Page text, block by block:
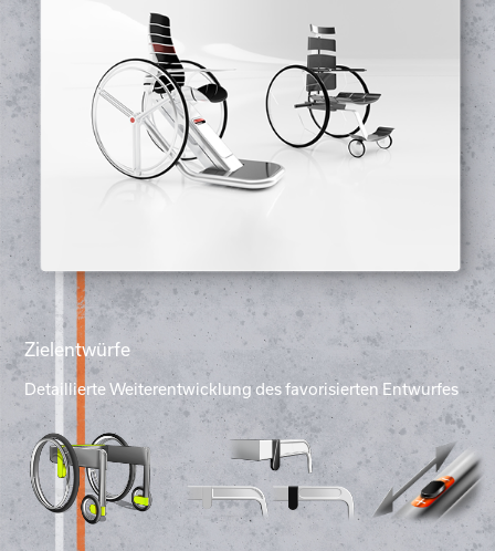
Zielentwürfe
Detaillierte Weiterentwicklung des favorisierten Entwurfes